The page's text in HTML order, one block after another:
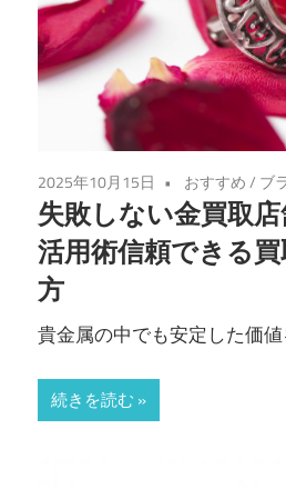
2025年10月15日 おすすめ/ ブ
失敗しない金買取
活用術信頼できる
方
貴金属の中でも安定した価
続きを読む